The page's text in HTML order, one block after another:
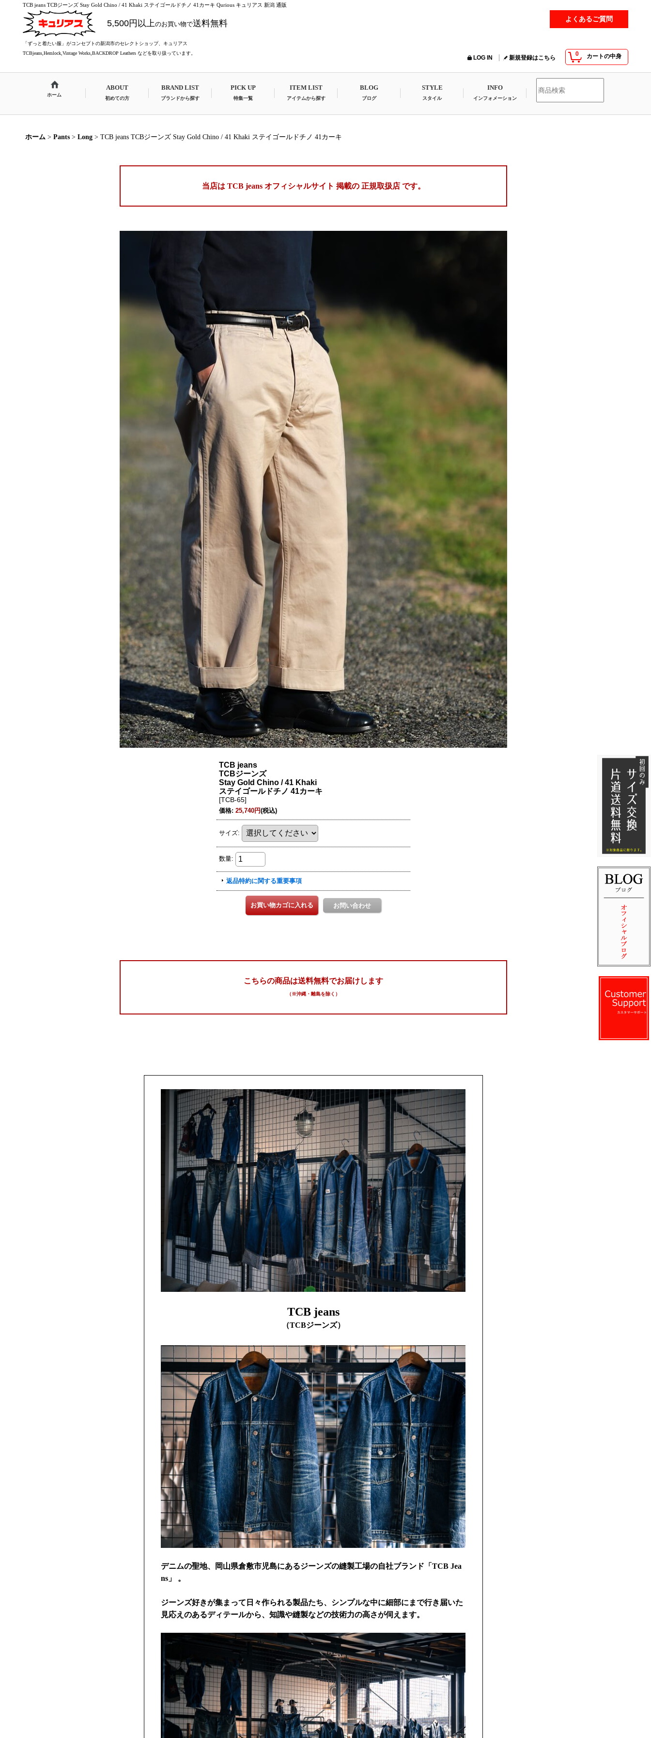
TCB jeans TCBジーンズ Stay Gold Chino / 41 Khaki ステイゴールドチノ 41カーキ Qurious キュリアス 新潟 通販
5,500円以上のお買い物で送料無料
「ずっと着たい服」がコンセプトの新潟市のセレクトショップ、キュリアス
TCBjeans,Hemlock,Vintage Works,BACKDROP Leathers などを取り扱っています。
よくあるご質問
0 カートの中身
LOG IN 新規登録はこちら
ホーム
ABOUT
初めての方
BRAND LIST
ブランドから探す
PICK UP
特集一覧
ITEM LIST
アイテムから探す
BLOG
ブログ
STYLE
スタイル
INFO
インフォメーション
ホーム > Pants > Long > TCB jeans TCBジーンズ Stay Gold Chino / 41 Khaki ステイゴールドチノ 41カーキ
当店は TCB jeans オフィシャルサイト 掲載の 正規取扱店 です。
こちらの商品は送料無料でお届けします
（※沖縄・離島を除く）
TCB jeans
（TCBジーンズ）
デニムの聖地、岡山県倉敷市児島にあるジーンズの縫製工場の自社ブランド「TCB Jea
ns」 。
ジーンズ好きが集まって日々作られる製品たち、シンプルな中に細部にまで行き届いた
見応えのあるディテールから、知識や縫製などの技術力の高さが伺えます。